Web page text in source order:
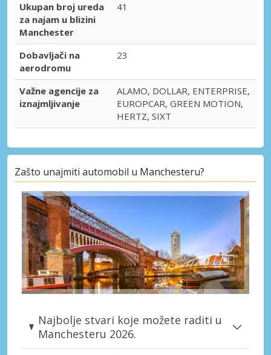
Ukupan broj ureda
za najam u blizini
Manchester
41
Dobavljači na
aerodromu
23
Važne agencije za
iznajmljivanje
ALAMO, DOLLAR, ENTERPRISE,
EUROPCAR, GREEN MOTION,
HERTZ, SIXT
Zašto unajmiti automobil u Manchesteru?
Najbolje stvari koje možete raditi u
Manchesteru 2026.